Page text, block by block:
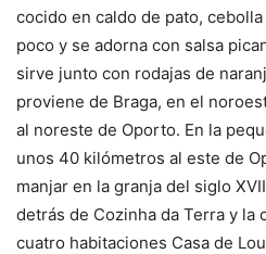
cocido en caldo de pato,
poco y se adorna con salsa
sirve junto con rodajas de
proviene de Braga, en el
al noreste de Oporto. En la
unos 40 kilómetros al este de
manjar en la granja del siglo
detrás de Cozinha da Terra y la
cuatro habitaciones Casa de